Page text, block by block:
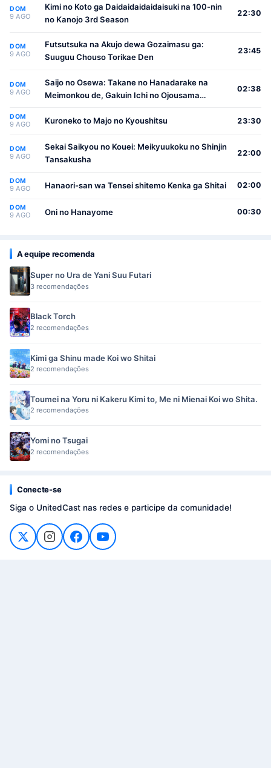
DOM
9 AGO
Kimi no Koto ga Daidaidaidaidaisuki na 100-nin
no Kanojo 3rd Season
22:30
DOM
9 AGO
Futsutsuka na Akujo dewa Gozaimasu ga:
Suuguu Chouso Torikae Den
23:45
DOM
9 AGO
Saijo no Osewa: Takane no Hanadarake na
Meimonkou de, Gakuin Ichi no Ojousama
Osewa suru Koto ni Narimashita
02:38
DOM
9 AGO Kuroneko to Majo no Kyoushitsu 23:30
DOM
9 AGO
Sekai Saikyou no Kouei: Meikyuukoku no Shinjin
Tansakusha
22:00
DOM
9 AGO Hanaori-san wa Tensei shitemo Kenka ga Shitai 02:00
DOM
9 AGO Oni no Hanayome 00:30
A equipe recomenda
Super no Ura de Yani Suu Futari
3 recomendações
Black Torch
2 recomendações
Kimi ga Shinu made Koi wo Shitai
2 recomendações
Toumei na Yoru ni Kakeru Kimi to, Me ni Mienai Koi wo Shita.
2 recomendações
Yomi no Tsugai
2 recomendações
Conecte-se
Siga o UnitedCast nas redes e participe da comunidade!